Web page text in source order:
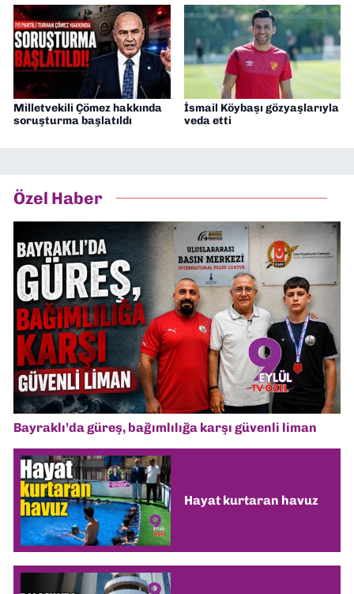
Milletvekili Çömez hakkında
soruşturma başlatıldı
İsmail Köybaşı gözyaşlarıyla
veda etti
Özel Haber
Bayraklı’da güreş, bağımlılığa karşı güvenli liman
Hayat kurtaran havuz